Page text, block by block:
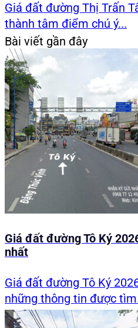
Giá đất đường Thị Trấn
thành tâm điểm chú ý...
Bài viết gần đây
Giá đất đường Tô Ký
nhất
Giá đất đường Tô Ký
những thông tin được